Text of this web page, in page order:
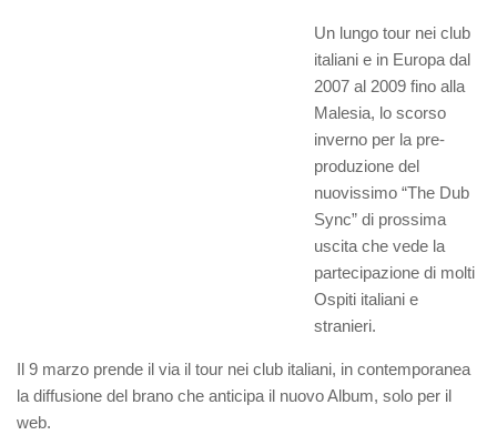
Un lungo tour nei club
italiani e in Europa dal
2007 al 2009 fino alla
Malesia, lo scorso
inverno per la pre-
produzione del
nuovissimo “The Dub
Sync” di prossima
uscita che vede la
partecipazione di molti
Ospiti italiani e
stranieri.
Il 9 marzo prende il via il tour nei club italiani, in contemporanea
la diffusione del brano che anticipa il nuovo Album, solo per il
web.